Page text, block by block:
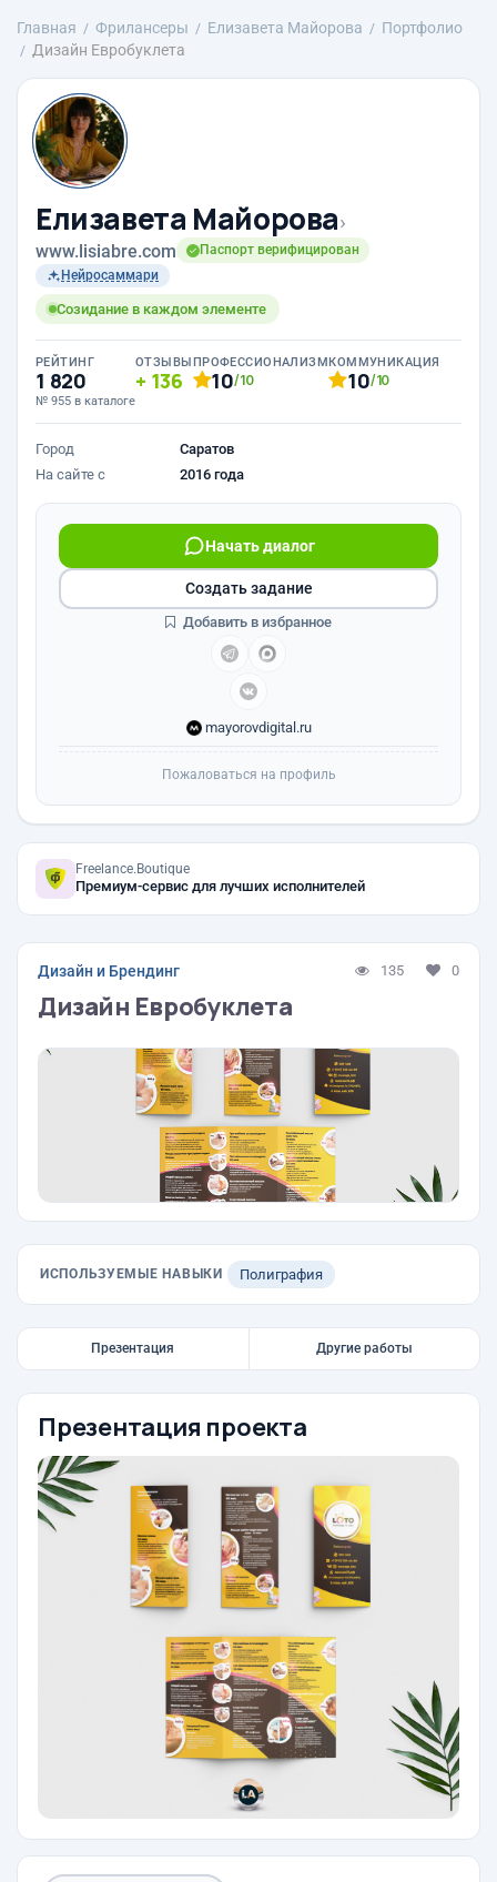
Главная Фрилансеры Елизавета Майорова
Портфолио
Дизайн Евробуклета
Елизавета Майорова›
www.lisiabre.com
Паспорт верифицирован
Нейросаммари
Созидание в каждом элементе
РЕЙТИНГ
1 820
№ 955 в каталоге
ОТЗЫВЫ
136
ПРОФЕССИОНАЛИЗМ
10/10
КОММУНИКАЦИЯ
10/10
Город
Саратов
На сайте с
2016 года
Начать диалог
mayorovdigital.ru
Создать задание
Добавить в избранное
Пожаловаться на профиль
Freelance.Boutique
Премиум-сервис для лучших исполнителей
Дизайн и Брендинг 135 0
Дизайн Евробуклета
ИСПОЛЬЗУЕМЫЕ НАВЫКИ Полиграфия
Презентация Другие работы
Презентация проекта